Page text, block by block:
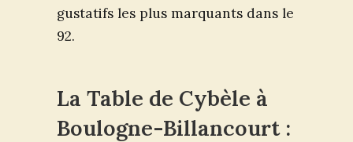
gustatifs les plus marquants dans le
92.
La Table de Cybèle à
Boulogne-Billancourt :